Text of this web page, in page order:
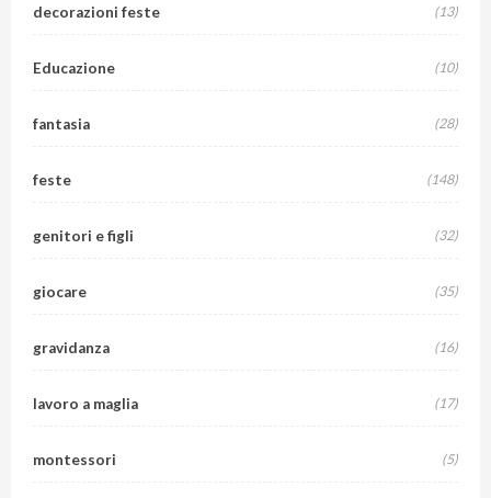
decorazioni feste (13)
Educazione (10)
fantasia (28)
feste (148)
genitori e figli (32)
giocare (35)
gravidanza (16)
lavoro a maglia (17)
montessori (5)